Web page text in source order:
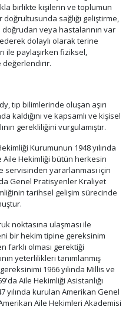
birlikte kişilerin ve toplumun
sağlığı geliştirme,
veya hastalarının var
dolaylı olarak terine
ile paylaşırken fiziksel,
değerlendirir.
tıp bilimlerinde oluşan aşırı
kaldığını ve kapsamlı ve kişisel
gerekliliğini vurgulamıştır.
Kurumunun 1948 yılında
Aile Hekimliği bütün herkesin
servisinden yararlanması için
Genel Pratisyenler Kraliyet
tarihsel gelişim sürecinde
noktasına ulaşması ile
bir hekim tipine gereksinim
farklı olması gerektiği
yeterlilikleri tanımlanmış
1966 yılında Millis ve
Aile Hekimliği Asistanlığı
yılında kurulan Amerikan Genel
Aile Hekimleri Akademisi